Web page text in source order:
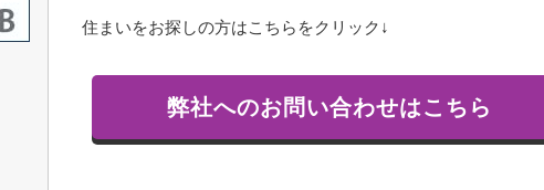
住まいをお探しの方はこちらをクリック↓
弊社へのお問い合わせはこちら